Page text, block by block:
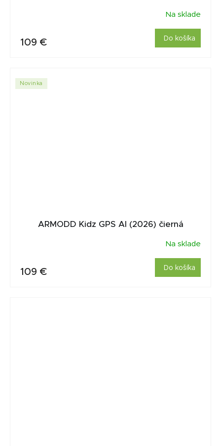
Na sklade
109 € Do košíka
Novinka
ARMODD Kidz GPS AI (2026) čierná
Na sklade
109 € Do košíka